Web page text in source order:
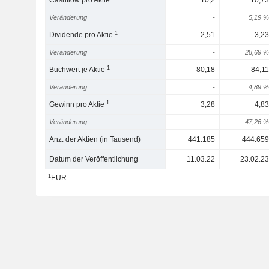
Veränderung - 5,19 %
Dividende pro Aktie1 2,51 3,23
Veränderung - 28,69 %
Buchwert je Aktie1 80,18 84,11
Veränderung - 4,89 %
Gewinn pro Aktie1 3,28 4,83
Veränderung - 47,26 %
Anz. der Aktien (in Tausend) 441.185 444.659
Datum der Veröffentlichung 11.03.22 23.02.23
1EUR